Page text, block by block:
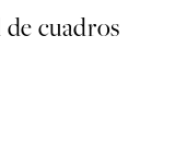
cuadros